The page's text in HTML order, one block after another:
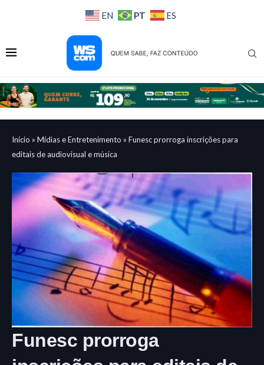
EN PT ES
Início » Mídias e Entretenimento » Funesc prorroga inscrições para
editais de audiovisual e música
Funesc prorroga